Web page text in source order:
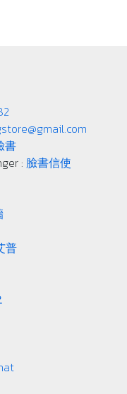
書
: 臉書信使
普